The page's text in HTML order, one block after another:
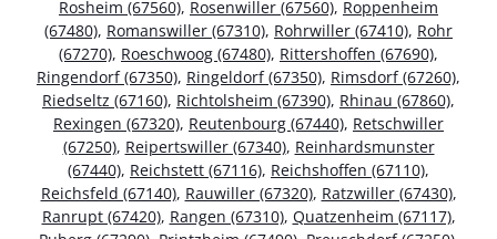
Rosheim (67560), Rosenwiller (67560), Roppenheim
(67480), Romanswiller (67310), Rohrwiller (67410), Rohr
(67270), Roeschwoog (67480), Rittershoffen (67690),
Ringendorf (67350), Ringeldorf (67350), Rimsdorf (67260),
Riedseltz (67160), Richtolsheim (67390), Rhinau (67860),
Rexingen (67320), Reutenbourg (67440), Retschwiller
(67250), Reipertswiller (67340), Reinhardsmunster
(67440), Reichstett (67116), Reichshoffen (67110),
Reichsfeld (67140), Rauwiller (67320), Ratzwiller (67430),
Ranrupt (67420), Rangen (67310), Quatzenheim (67117),